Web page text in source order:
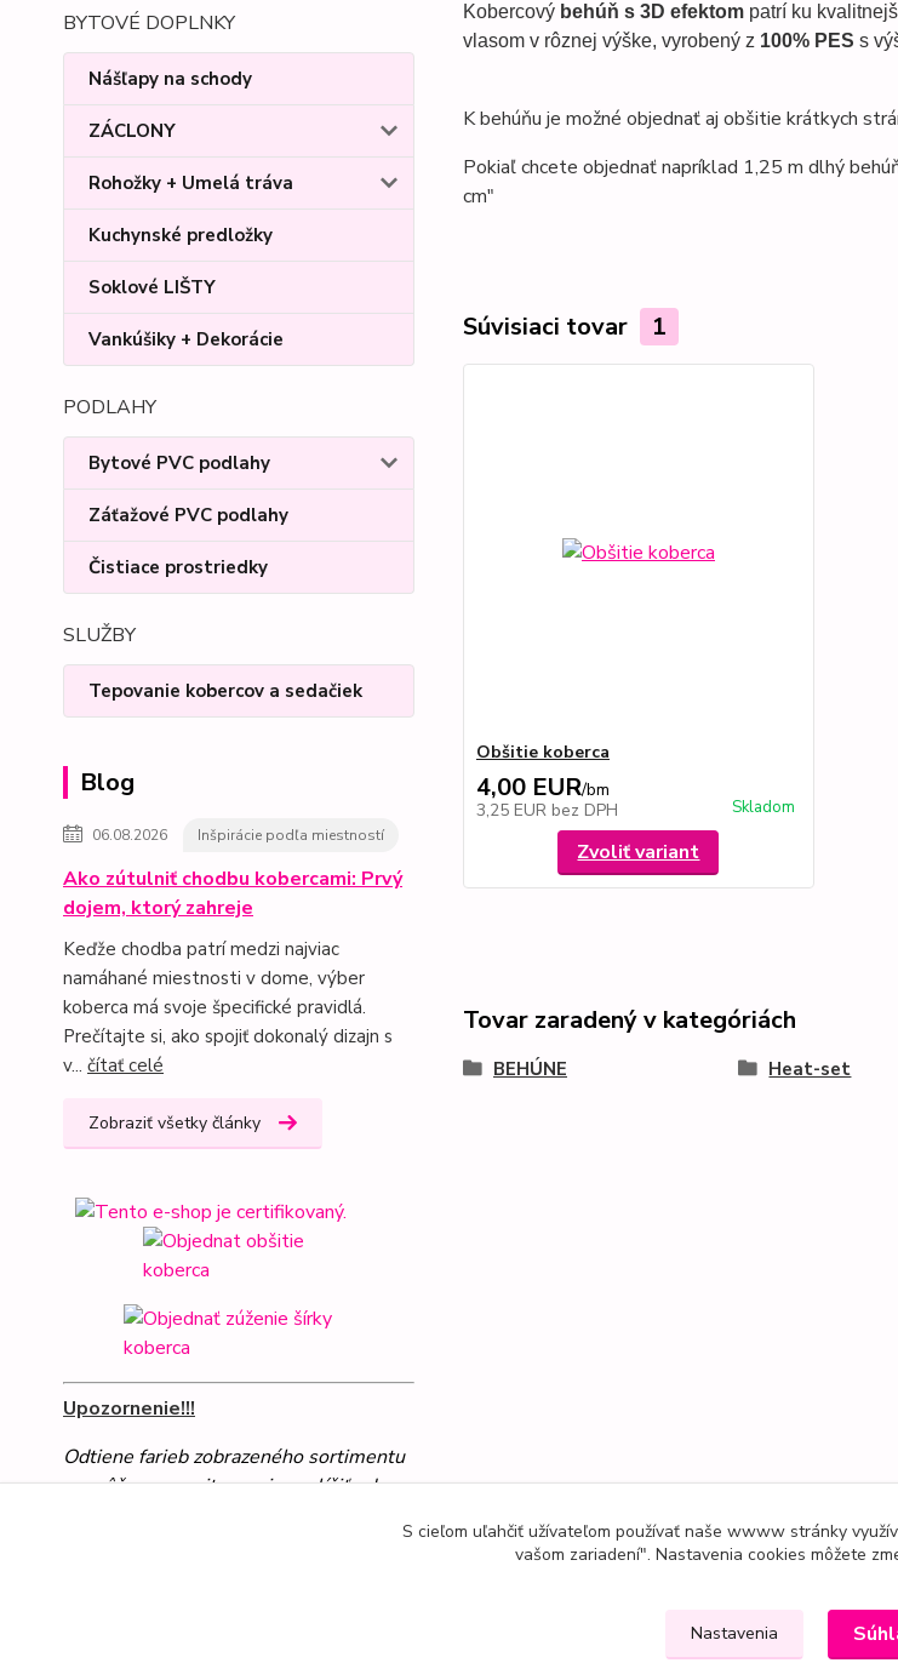
BYTOVÉ DOPLNKY
Nášľapy na schody
ZÁCLONY
Rohožky + Umelá tráva
Kuchynské predložky
Soklové LIŠTY
Vankúšiky + Dekorácie
PODLAHY
Bytové PVC podlahy
Záťažové PVC podlahy
Čistiace prostriedky
SLUŽBY
Tepovanie kobercov a sedačiek
Blog
06.08.2026 Inšpirácie podľa miestností
Ako zútulniť chodbu kobercami: Prvý
dojem, ktorý zahreje
Keďže chodba patrí medzi najviac
namáhané miestnosti v dome, výber
koberca má svoje špecifické pravidlá.
Prečítajte si, ako spojiť dokonalý dizajn s
v... čítať celé
Zobraziť všetky články
Upozornenie!!!
Odtiene farieb zobrazeného sortimentu
sa môžu na monitore mierne líšiť od
Kobercový behúň s 3D efektompatrí ku
vlasom v rôznej výške, vyrobený z 100% PES s
K behúňu je možné objednať aj obšitie krátkych
Pokiaľ chcete objednať napríklad 1,25 m dlhý
cm"
Súvisiaci tovar 1
Obšitie koberca
4,00 EUR/bm
3,25 EUR bez DPH Skladom
Zvoliť variant
Tovar zaradený v kategóriách
BEHÚNE Heat-set
S cieľom uľahčiť užívateľom používať naše wwww stránky
vašom zariadení". Nastavenia cookies môžete
Nastavenia